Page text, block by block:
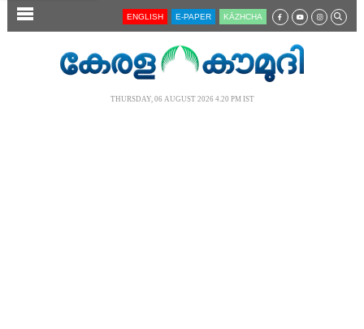
SECTIONS ENGLISH E-PAPER KĀZHCHA
THURSDAY, 06 AUGUST 2026 4.20 PM IST